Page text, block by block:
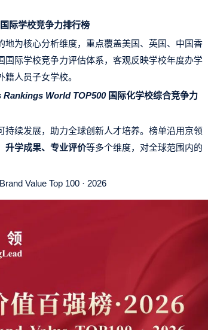
际学校竞争力排行榜
为核心分析维度，重点覆盖美国、英国、中国香
际学校竞争力评估体系，客观反映学校年度办学
人员子女学校。
World TOP500 国际化学校综合竞争力
续发展，助力全球创新人才培养。榜单沿用京领
升学成果、专业评价等多个维度，对全球范围内的
Value Top 100 · 2026